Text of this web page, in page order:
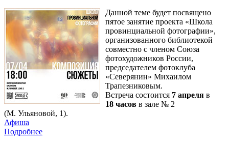
Данной теме будет посвящено
пятое занятие проекта «Школа
провинциальной фотографии»,
организованного библиотекой
совместно с членом Союза
фотохудожников России,
председателем фотоклуба
«Северянин» Михаилом
Трапезниковым.
Встреча состоится 7 апреля в
18 часов в зале № 2
(М. Ульяновой, 1).
Афиша
Подробнее